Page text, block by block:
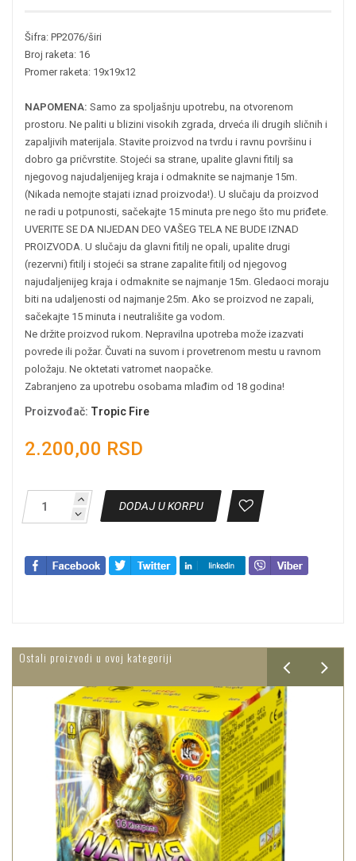
Šifra: PP2076/širi
Broj raketa: 16
Promer raketa: 19x19x12
NAPOMENA: Samo za spoljašnju upotrebu, na otvorenom
prostoru. Ne paliti u blizini visokih zgrada, drveća ili drugih sličnih i
zapaljivih materijala. Stavite proizvod na tvrdu i ravnu površinu i
dobro ga pričvrstite. Stojeći sa strane, upalite glavni fitilj sa
njegovog najudaljenijeg kraja i odmaknite se najmanje 15m.
(Nikada nemojte stajati iznad proizvoda!). U slučaju da proizvod
ne radi u potpunosti, sačekajte 15 minuta pre nego što mu priđete.
UVERITE SE DA NIJEDAN DEO VAŠEG TELA NE BUDE IZNAD
PROIZVODA. U slučaju da glavni fitilj ne opali, upalite drugi
(rezervni) fitilj i stojeći sa strane zapalite fitilj od njegovog
najudaljenijeg kraja i odmaknite se najmanje 15m. Gledaoci moraju
biti na udaljenosti od najmanje 25m. Ako se proizvod ne zapali,
sačekajte 15 minuta i neutrališite ga vodom.
Ne držite proizvod rukom. Nepravilna upotreba može izazvati
povrede ili požar. Čuvati na suvom i provetrenom mestu u ravnom
položaju. Ne oktetati vatromet naopačke.
Zabranjeno za upotrebu osobama mlađim od 18 godina!
Proizvođač: Tropic Fire
2.200,00 RSD
DODAJ U KORPU
Ostali proizvodi u ovoj kategoriji